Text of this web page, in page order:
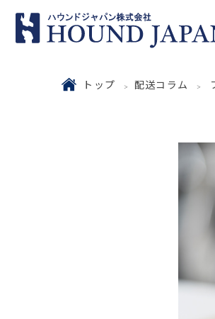
トップ 配送コラム